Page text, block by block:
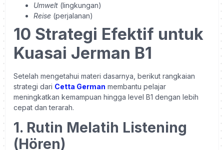
Umwelt (lingkungan)
Reise (perjalanan)
10 Strategi Efektif untuk
Kuasai Jerman B1
Setelah mengetahui materi dasarnya, berikut rangkaian
strategi dari Cetta German membantu pelajar
meningkatkan kemampuan hingga level B1 dengan lebih
cepat dan terarah.
1. Rutin Melatih Listening
(Hören)